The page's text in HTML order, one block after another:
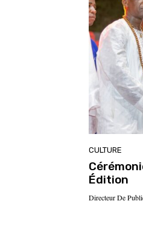
CULTURE
Édition
Directeur De